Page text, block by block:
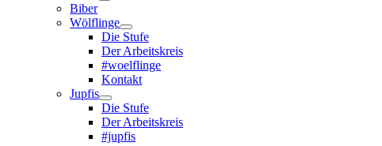
Biber
Wölflinge
Die Stufe
Der Arbeitskreis
#woelflinge
Kontakt
Jupfis
Die Stufe
Der Arbeitskreis
#jupfis